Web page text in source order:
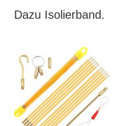
Dazu Isolierband.